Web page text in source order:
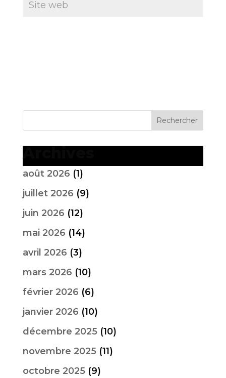
Archives
août 2026 (1)
juillet 2026 (9)
juin 2026 (12)
mai 2026 (14)
avril 2026 (3)
mars 2026 (10)
février 2026 (6)
janvier 2026 (10)
décembre 2025(10)
novembre 2025(11)
octobre 2025(9)